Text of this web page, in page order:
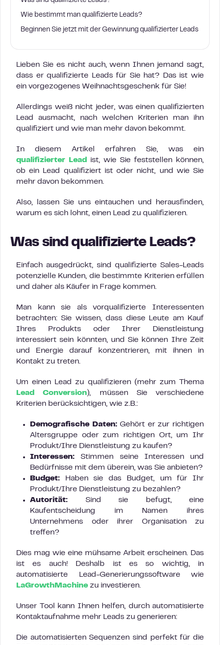
Wie bestimmt man qualifizierte Leads?
Beginnen Sie jetzt mit der Gewinnung qualifizierter Leads
Lieben Sie es nicht auch, wenn Ihnen jemand sagt,
dass er qualifizierte Leads für Sie hat? Das ist wie
ein vorgezogenes Weihnachtsgeschenk für Sie!
Allerdings weiß nicht jeder, was einen qualifizierten
Lead ausmacht, nach welchen Kriterien man ihn
qualifiziert und wie man mehr davon bekommt.
In diesem Artikel erfahren Sie, was ein
qualifizierter Lead
ist, wie Sie feststellen können,
ob ein Lead qualifiziert ist oder nicht, und wie Sie
mehr davon bekommen.
Also, lassen Sie uns eintauchen und herausfinden,
warum es sich lohnt, einen Lead zu qualifizieren.
Was sind qualifizierte Leads?
Einfach ausgedrückt, sind qualifizierte Sales-Leads
potenzielle Kunden, die bestimmte Kriterien erfüllen
und daher als Käufer in Frage kommen.
Man kann sie als vorqualifizierte Interessenten
betrachten: Sie wissen, dass diese Leute am Kauf
Ihres Produkts oder Ihrer Dienstleistung
interessiert sein könnten, und Sie können Ihre Zeit
und Energie darauf konzentrieren, mit ihnen in
Kontakt zu treten.
Um einen Lead zu qualifizieren (mehr zum Thema
Lead Conversion), müssen Sie verschiedene
Kriterien berücksichtigen, wie z.B.:
Demografische Daten:Gehört er zur richtigen
Altersgruppe oder zum richtigen Ort, um Ihr
Produkt/Ihre Dienstleistung zu kaufen?
Interessen: Stimmen seine Interessen und
Bedürfnisse mit dem überein, was Sie anbieten?
Budget:
Haben sie das Budget, um für Ihr
Produkt/Ihre Dienstleistung zu bezahlen?
Autorität: Sind sie befugt, eine
Kaufentscheidung im Namen ihres
Unternehmens oder ihrer Organisation zu
treffen?
Dies mag wie eine mühsame Arbeit erscheinen. Das
ist es auch! Deshalb ist es so wichtig, in
automatisierte Lead-Generierungssoftware wie
LaGrowthMachine zu investieren.
Unser Tool kann Ihnen helfen, durch automatisierte
Kontaktaufnahme mehr Leads zu generieren:
Die automatisierten Sequenzen sind perfekt für die